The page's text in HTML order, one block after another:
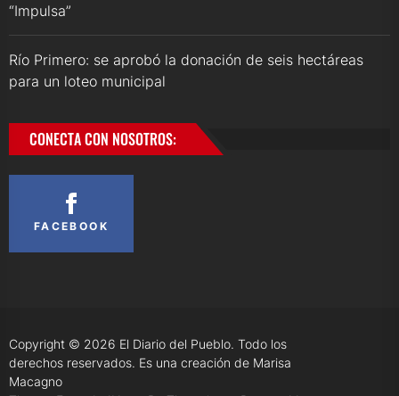
“Impulsa”
Río Primero: se aprobó la donación de seis hectáreas
para un loteo municipal
CONECTA CON NOSOTROS:
FACEBOOK
Copyright © 2026 El Diario del Pueblo. Todo los
derechos reservados. Es una creación de Marisa
Macagno